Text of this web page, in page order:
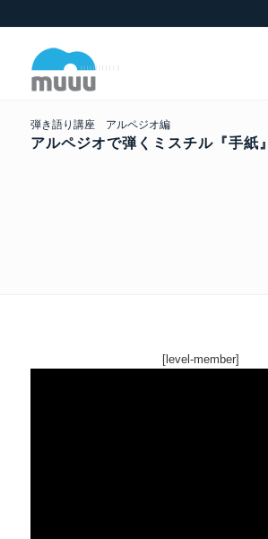
弾き語り講座 アルペジオ編
アルペジオで弾くミスチル『手紙』
[level-member]